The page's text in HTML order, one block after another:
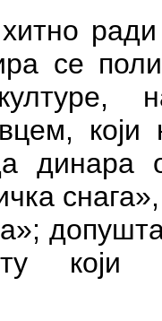
се
који
динара
снага»,
који